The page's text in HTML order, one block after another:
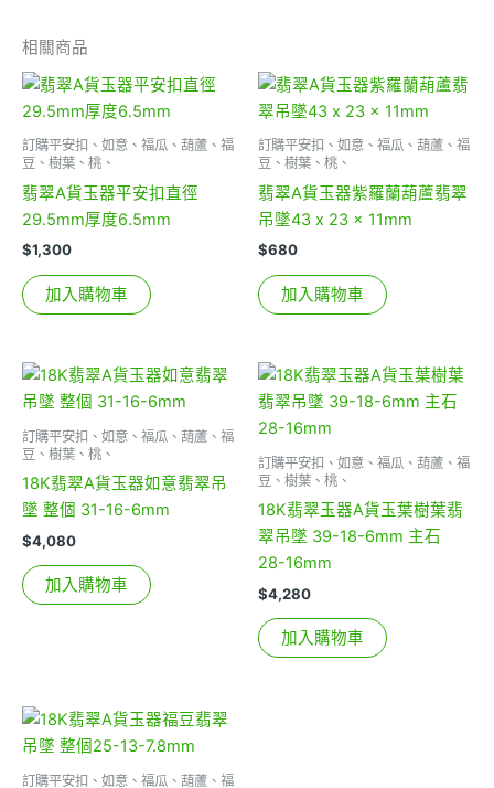
相關商品
訂購平安扣、如意、福瓜、葫蘆、福
豆、樹葉、桃、
翡翠A貨玉器平安扣直徑
29.5mm厚度6.5mm
$1,300
加入購物車
訂購平安扣、如意、福瓜、葫蘆、福
豆、樹葉、桃、
翡翠A貨玉器紫羅蘭葫蘆翡翠
吊墜43 x 23 x 11mm
$680
加入購物車
訂購平安扣、如意、福瓜、葫蘆、福
豆、樹葉、桃、
18K翡翠A貨玉器如意翡翠吊
墜 整個 31-16-6mm
$4,080
加入購物車
訂購平安扣、如意、福瓜、葫蘆、福
豆、樹葉、桃、
18K翡翠玉器A貨玉葉樹葉翡
翠吊墜 39-18-6mm 主石
28-16mm
$4,280
加入購物車
訂購平安扣、如意、福瓜、葫蘆、福